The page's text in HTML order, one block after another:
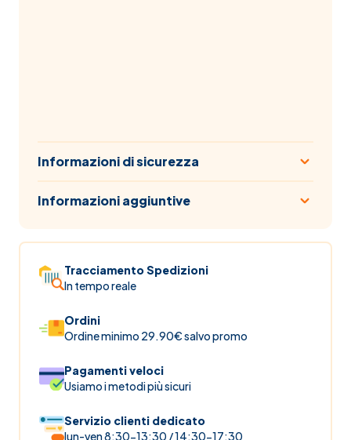
Informazioni di sicurezza
Informazioni aggiuntive
Tracciamento Spedizioni
In tempo reale
Ordini
Ordine minimo 29.90€ salvo promo
Pagamenti veloci
Usiamo i metodi più sicuri
Servizio clienti dedicato
lun-ven 8:30-13:30 / 14:30-17:30